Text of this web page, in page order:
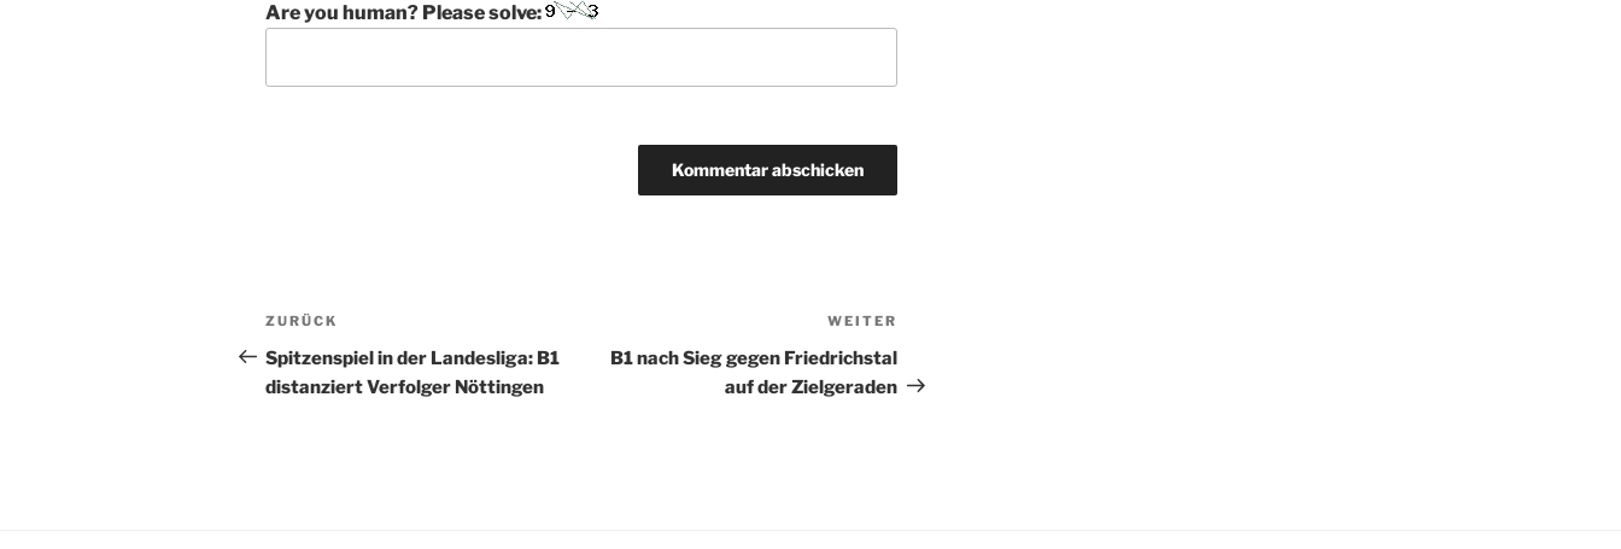
Are you human? Please solve:
e
r
n
Beitragsnavigation
Vorheriger
Beitrag
ZURÜCK
Spitzenspiel in der Landesliga: B1
distanziert Verfolger Nöttingen
Beitrag
WEITER
B1 nach Sieg gegen Friedrichstal
auf der Zielgeraden